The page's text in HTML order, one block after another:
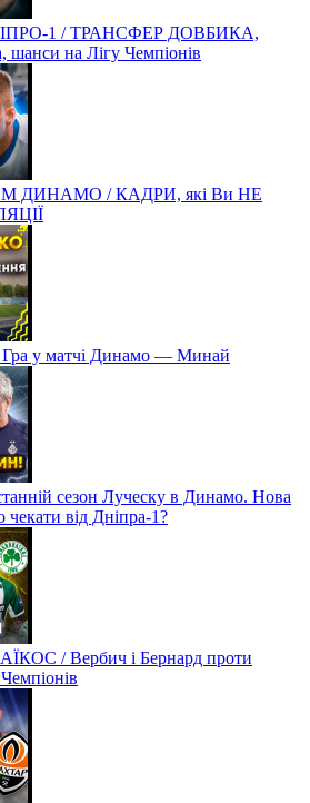
1 / ТРАНСФЕР ДОВБИКА,
шанси на Лігу Чемпіонів
ДИНАМО / КАДРИ, які Ви НЕ
у матчі Динамо — Минай
сезон Луческу в Динамо. Нова
чекати від Дніпра-1?
/ Вербич і Бернард проти